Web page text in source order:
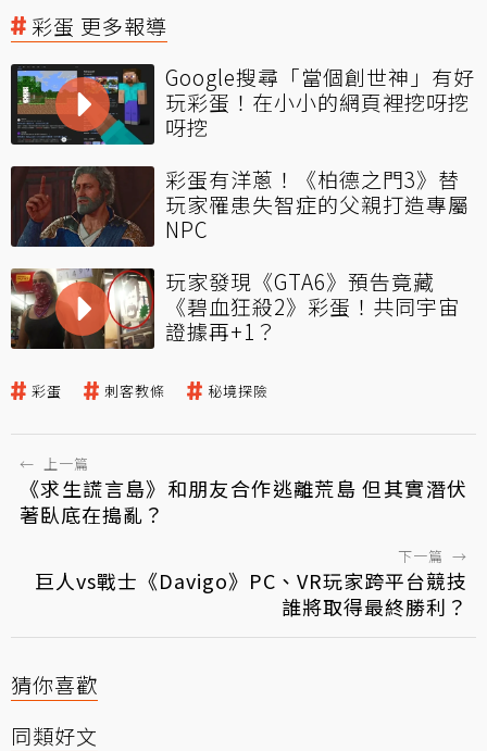
彩蛋 更多報導
Google搜尋「當個創世神」有好
玩彩蛋！在小小的網頁裡挖呀挖
呀挖
彩蛋有洋蔥！《柏德之門3》替
玩家罹患失智症的父親打造專屬
NPC
玩家發現《GTA6》預告竟藏
《碧血狂殺2》彩蛋！共同宇宙
證據再+1？
彩蛋 刺客教條 秘境探險
← 上一篇
《求生謊言島》和朋友合作逃離荒島 但其實潛伏
著臥底在搗亂？
下一篇 →
巨人vs戰士《Davigo》PC、VR玩家跨平台競技
誰將取得最終勝利？
猜你喜歡
同類好文